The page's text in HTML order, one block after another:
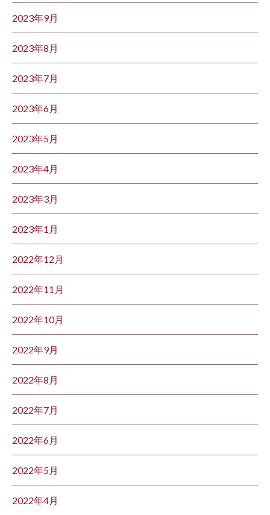
2023年9月
2023年8月
2023年7月
2023年6月
2023年5月
2023年4月
2023年3月
2023年1月
2022年12月
2022年11月
2022年10月
2022年9月
2022年8月
2022年7月
2022年6月
2022年5月
2022年4月